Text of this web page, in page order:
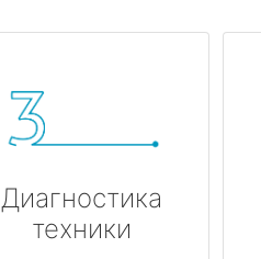
Диагностика
техники